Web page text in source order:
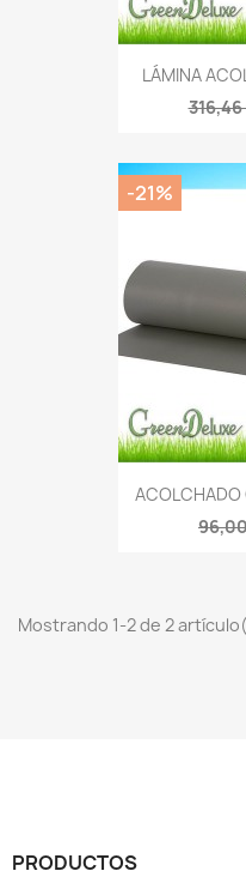
LÁMINA
ACOLCHADO
-21%
Mostrando 1-2 de 2
PRODUCTOS